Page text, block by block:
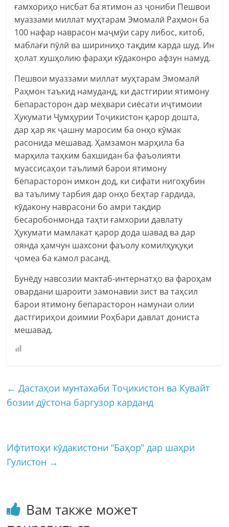
ғамхориҳо нисбат ба ятимон аз ҷониби Пешвои
муаззами миллат муҳтарам Эмомалӣ Раҳмон ба
100 нафар наврасон маҷмӯи сару либос, китоб,
маблағи пӯлӣ ва шириниҳо тақдим карда шуд. Ин
ҳолат хушҳолию фараҳи кӯдаконро афзун намуд.
Пешвои муаззами миллат муҳтарам Эмомалӣ
Раҳмон таъкид намуданд, ки дастгирии ятимону
бепарасторон дар меҳвари сиёсати иҷтимоии
Ҳукумати Ҷумҳурии Тоҷикистон қарор дошта,
дар ҳар як ҷашну маросим ба онҳо кӯмак
расонида мешавад. Ҳамзамон марҳила ба
марҳила таҳким бахшидан ба фаъолияти
муассисаҳои таълимӣ барои ятимону
бепарасторон имкон дод, ки сифати нигоҳубин
ва таълиму тарбия дар онҳо беҳтар гардида,
кӯдакону наврасони бо амри тақдир
бесаробонмонда таҳти ғамхории давлату
Ҳукумати мамлакат қарор дода шавад ва дар
оянда ҳамчун шахсони фаъолу комилҳуқуқи
ҷомеа ба камол расанд.
Бунёду навсозии мактаб-интернатҳо ва фароҳам
овардани шароити замонавии зист ва таҳсил
барои ятимону бепарасторон намунаи олии
дастгириҳои доимии Роҳбари давлат дониста
мешавад.
← Дастаҳои мунтахаби Тоҷикистон ва Кувайт
бозии дӯстона баргузор карданд
Ифтитоҳи кӯдакистони “Баҳор” дар шаҳри
Гулистон →
Вам также может